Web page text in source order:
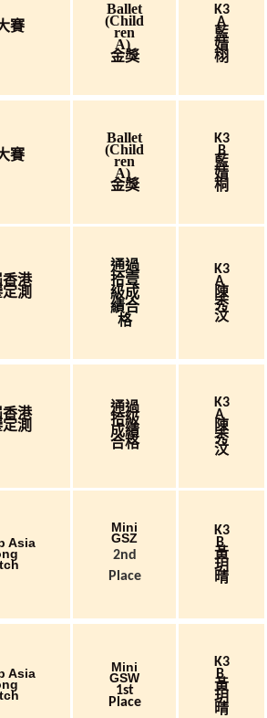
賽
Ballet
(child
Ren
A)
金獎
K3
A
藍
婧
栩
賽
Ballet
(child
Ren
A)
金獎
K3
B
藍
婧
桐
香港
測
通過
拾壹
級成
績合
格
K3
A
陳
秀
汶
香港
測
通過
拾級
成績
合格
K3
A
陳
秀
汶
Asia
Mini
GSZ
2nd
Place
K3
B
黃
玥
晴
Asia Mini
GSW
1st
Place
K3
B
黃
玥
晴